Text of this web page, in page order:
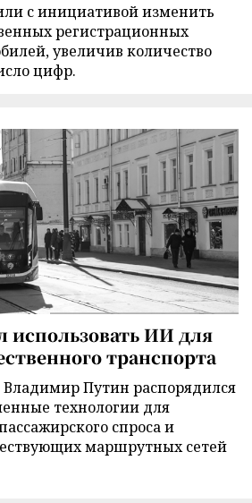
с инициативой изменить
регистрационных
увеличив количество
цифр.
использовать ИИ для
транспорта
Путин распорядился
технологии для
спроса и
маршрутных сетей